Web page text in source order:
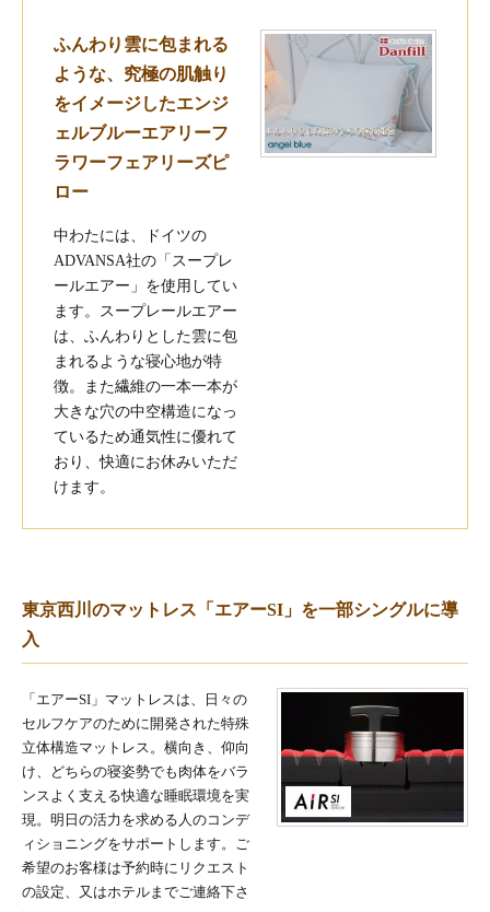
ふんわり雲に包まれる
ような、究極の肌触り
をイメージしたエンジ
ェルブルーエアリーフ
ラワーフェアリーズピ
ロー
中わたには、ドイツの
ADVANSA社の「スープレ
ールエアー」を使用してい
ます。スープレールエアー
は、ふんわりとした雲に包
まれるような寝心地が特
徴。また繊維の一本一本が
大きな穴の中空構造になっ
ているため通気性に優れて
おり、快適にお休みいただ
けます。
東京西川のマットレス「エアーSI」を一部シングルに導
入
「エアーSI」マットレスは、日々の
セルフケアのために開発された特殊
立体構造マットレス。横向き、仰向
け、どちらの寝姿勢でも肉体をバラ
ンスよく支える快適な睡眠環境を実
現。明日の活力を求める人のコンデ
ィショニングをサポートします。ご
希望のお客様は予約時にリクエスト
の設定、又はホテルまでご連絡下さ